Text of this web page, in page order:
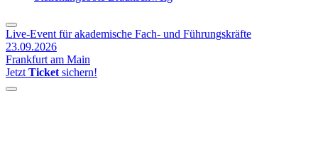
Live-Event für akademische Fach- und Führungskräfte
23.09.2026
Frankfurt am Main
Jetzt Ticket sichern!